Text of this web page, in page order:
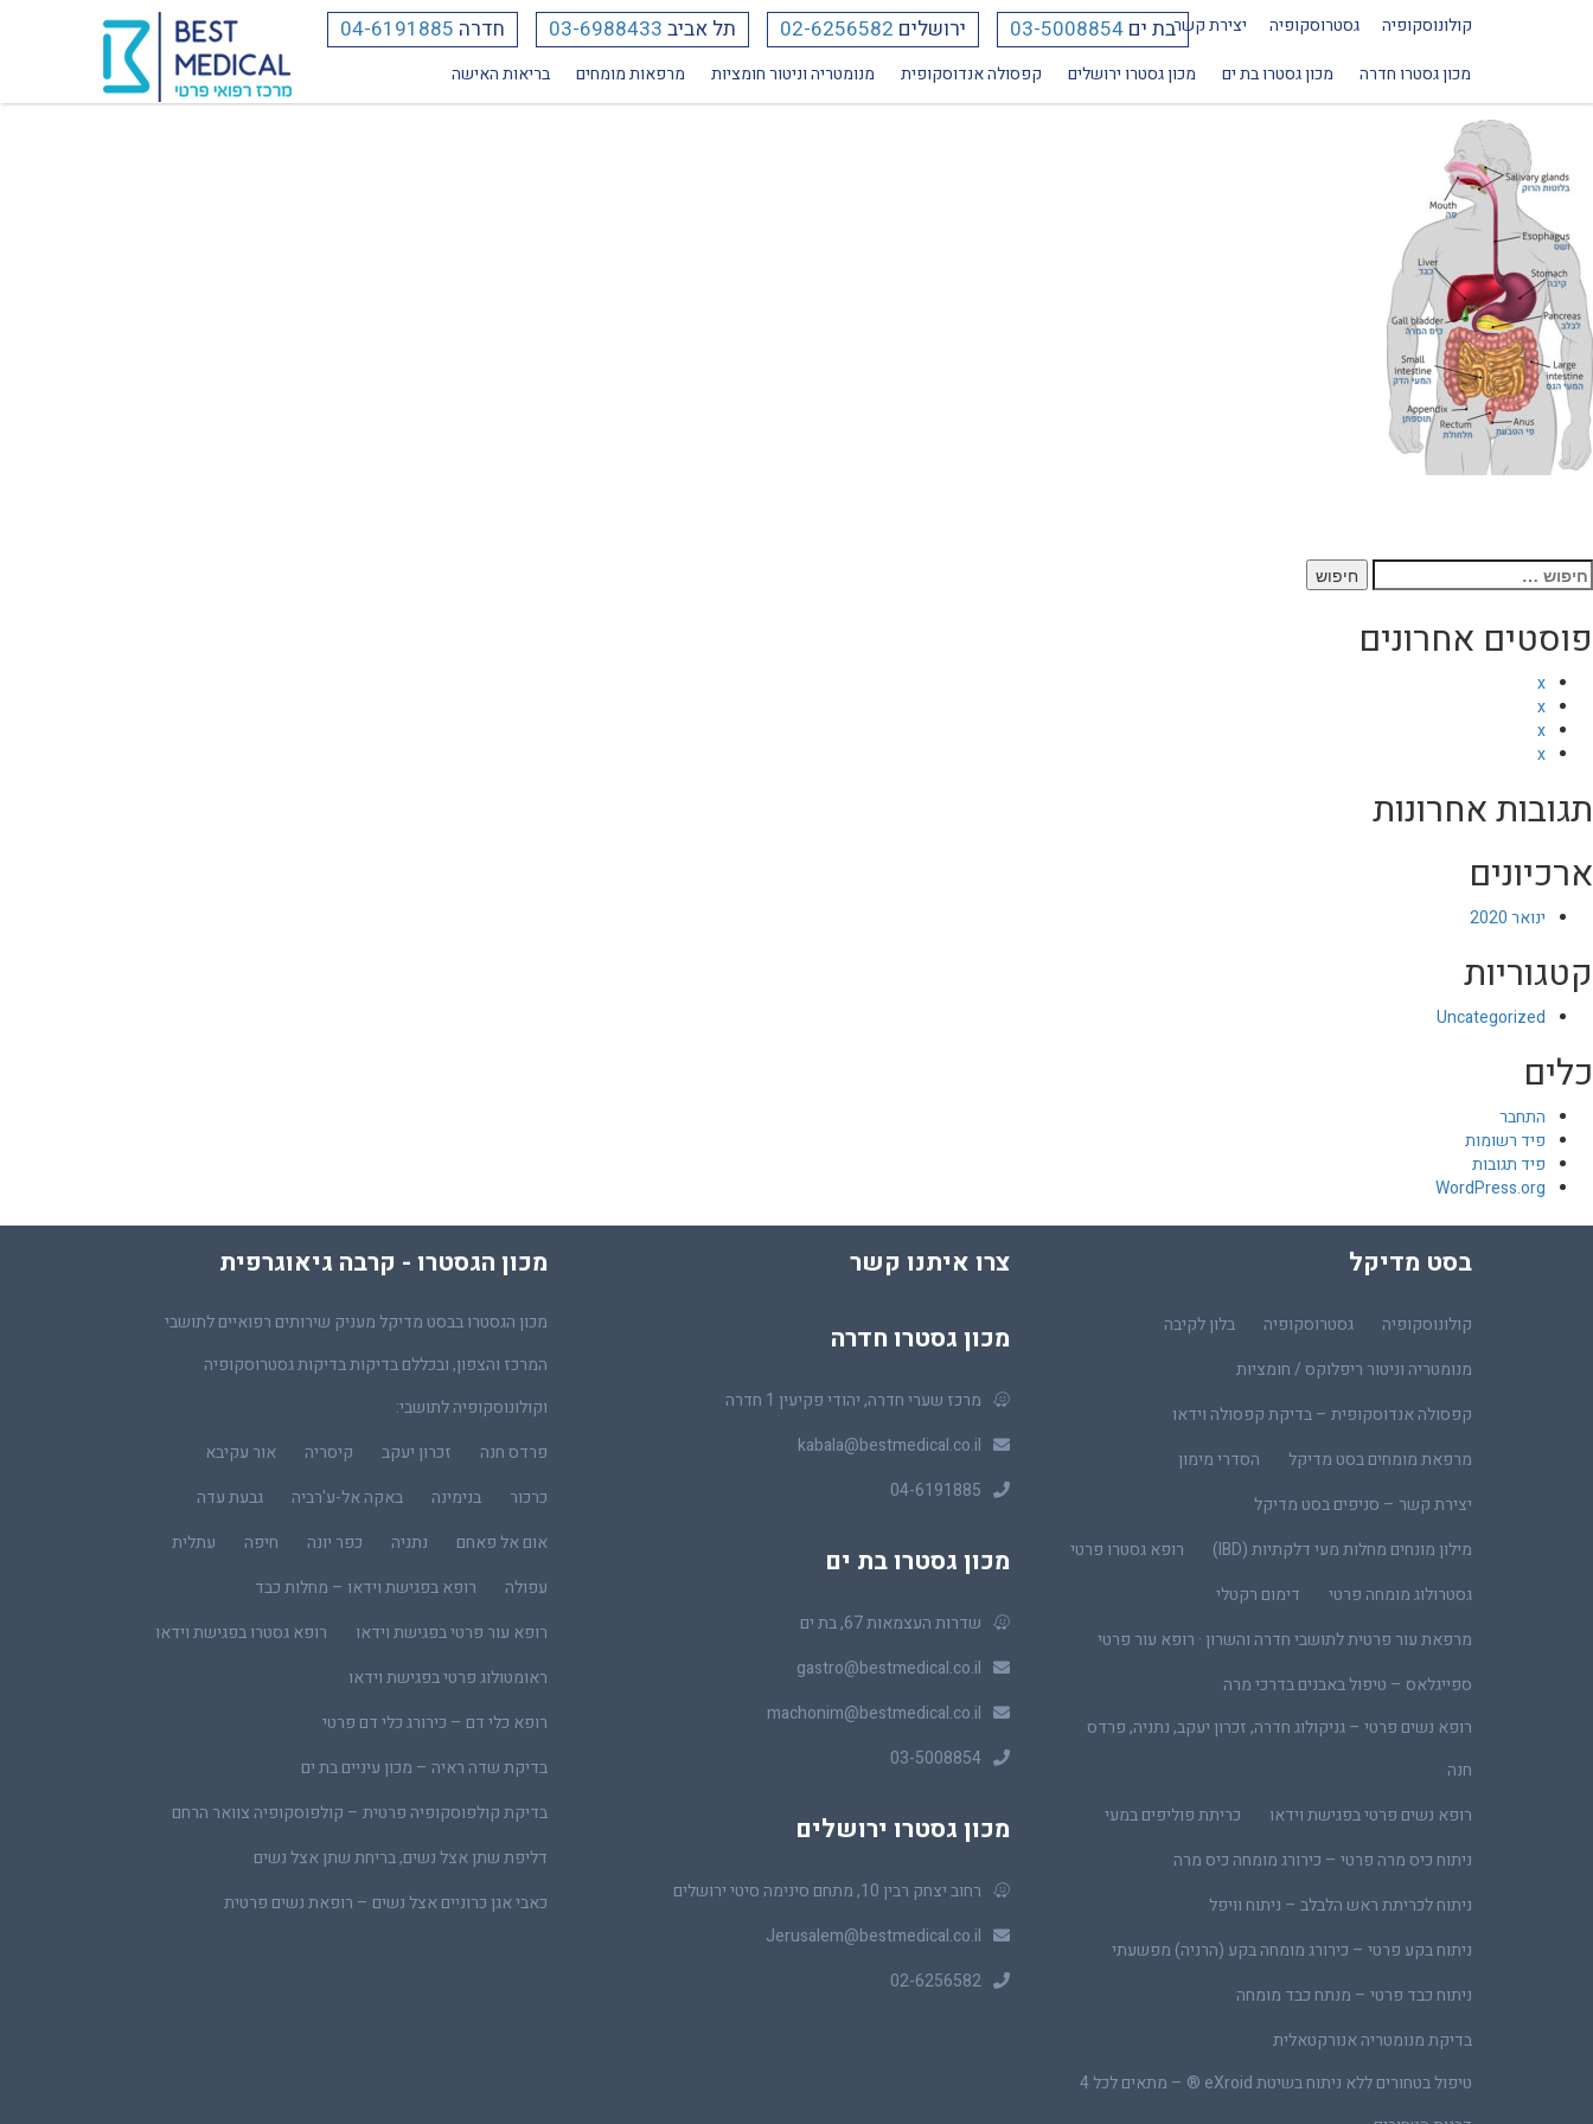
קולונוסקופיה גסטרוסקופיה יצירת קשר חדרה 04-6191885 תל אביב 03-6988433 ירושלים 02-6256582 בת ים 03-5008854
מכון גסטרו חדרה מכון גסטרו בת ים מכון גסטרו ירושלים קפסולה אנדוסקופית מנומטריה וניטור חומציות מרפאות מומחים בריאות האישה מבנה_מערכת_העיכול
חיפוש:
פוסטים אחרונים
x
x
x
x
תגובות אחרונות
ארכיונים
ינואר 2020
קטגוריות
Uncategorized
כלים
התחבר
פיד רשומות
פיד תגובות
WordPress.org
מכון הגסטרו - קרבה גיאוגרפית
מכון הגסטרו בבסט מדיקל מעניק שירותים רפואיים לתושבי
המרכז והצפון, ובכללם בדיקות בדיקות גסטרוסקופיה
וקולונוסקופיה לתושבי:
פרדס חנה
זכרון יעקב קיסריה
אור עקיבא
כרכור
בנימינה באקה אל-ע'רביה
גבעת עדה
אום אל פאחם
נתניה כפר יונה חיפה
עתלית
עפולה
רופא בפגישת וידאו – מחלות כבד
רופא עור פרטי בפגישת וידאו
רופא גסטרו בפגישת וידאו
ראומטולוג פרטי בפגישת וידאו
רופא כלי דם – כירורג כלי דם פרטי
בדיקת שדה ראיה – מכון עיניים בת ים
בדיקת קולפוסקופיה פרטית – קולפוסקופיה צוואר הרחם
דליפת שתן אצל נשים, בריחת שתן אצל נשים
כאבי אגן כרוניים אצל נשים – רופאת נשים פרטית
צרו איתנו קשר
מכון גסטרו חדרה
מרכז שערי חדרה, יהודי פקיעין 1 חדרה
kabala@bestmedical.co.il
04-6191885
מכון גסטרו בת ים
שדרות העצמאות 67, בת ים
gastro@bestmedical.co.il
machonim@bestmedical.co.il
03-5008854
מכון גסטרו ירושלים
רחוב יצחק רבין 10, מתחם סינימה סיטי ירושלים
Jerusalem@bestmedical.co.il
02-6256582
בסט מדיקל
קולונוסקופיה גסטרוסקופיה
בלון לקיבה
מנומטריה וניטור ריפלוקס / חומציות
קפסולה אנדוסקופית – בדיקת קפסולה וידאו
מרפאת מומחים בסט מדיקל
הסדרי מימון
יצירת קשר – סניפים בסט מדיקל
מילון מונחים מחלות מעי דלקתיות (IBD)
רופא גסטרו פרטי
גסטרולוג מומחה פרטי
דימום רקטלי
מרפאת עור פרטית לתושבי חדרה והשרון · רופא עור פרטי
ספייגלאס – טיפול באבנים בדרכי מרה
רופא נשים פרטי – גניקולוג חדרה, זכרון יעקב, נתניה, פרדס
חנה
רופא נשים פרטי בפגישת וידאו
כריתת פוליפים במעי
ניתוח כיס מרה פרטי – כירורג מומחה כיס מרה
ניתוח לכריתת ראש הלבלב – ניתוח וויפל
ניתוח בקע פרטי – כירורג מומחה בקע (הרניה) מפשעתי
ניתוח כבד פרטי – מנתח כבד מומחה
בדיקת מנומטריה אנורקטאלית
טיפול בטחורים ללא ניתוח בשיטת eXroid ® – מתאים לכל 4